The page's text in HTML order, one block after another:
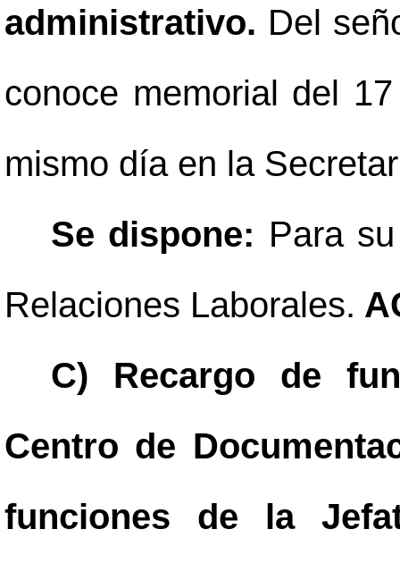
administrativo. Del
conoce memorial del
mismo día en la
Se dispone: Para
Relaciones Laborales.
C) Recargo de
Centro de
funciones de la